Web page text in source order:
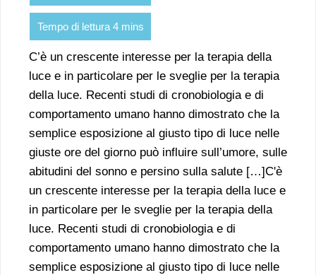
C’è un crescente interesse per la terapia della
luce e in particolare per le sveglie per la terapia
della luce. Recenti studi di cronobiologia e di
comportamento umano hanno dimostrato che la
semplice esposizione al giusto tipo di luce nelle
giuste ore del giorno può influire sull’umore, sulle
abitudini del sonno e persino sulla salute […]C'è
un crescente interesse per la terapia della luce e
in particolare per le sveglie per la terapia della
luce. Recenti studi di cronobiologia e di
comportamento umano hanno dimostrato che la
semplice esposizione al giusto tipo di luce nelle